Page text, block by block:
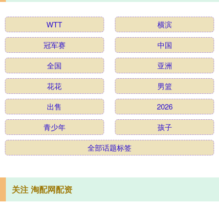
WTT
横滨
冠军赛
中国
全国
亚洲
花花
男篮
出售
2026
青少年
孩子
全部话题标签
关注 淘配网配资